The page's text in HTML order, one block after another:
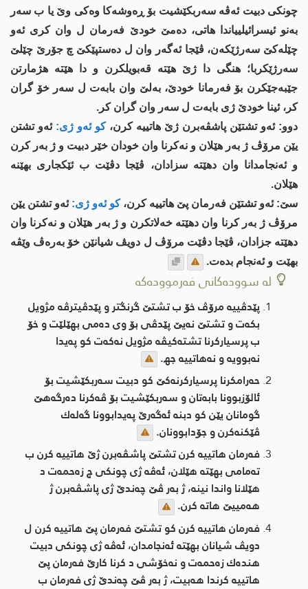
چونكی دبیت ئه‌ڤه‌ سه‌ربكێشیت بۆ ڕه‌وشه‌كا وه‌كی وێ یا ب سه‌ر
به‌نو ئیسرائیلییاندا هاتی، ده‌مێ خودێ فه‌رمان ل وان كری ئه‌و
چێله‌كێ سه‌رژێكه‌ن، ڤێجا ئه‌گه‌ر وان ل ده‌ستپێكێ چ جۆرێ چێلێ
سه‌رژێكربا؛ هنگی دا ژێ هێته‌ قه‌بویلكرن و دا هێته‌ هژمارتن
جێبه‌جێكرن بۆ فه‌رمانا خودێ، به‌لێ وان بابه‌ت ل سه‌ر خۆ گران
كر، ئینا خودێ ژی بابه‌ت ل سه‌ر وان گران كر.
دوو: ئه‌و تشتێن پاشڤه‌برن ژێ هاتییه‌ كرن، كو ئه‌و ژی: ئه‌و تشتن
یێن مرۆڤ ژ به‌ر هێلان و نه‌كرنا وان خودان خێر دبيت و ژ به‌ر كرن
و ئه‌نجامدانا وان دهێتە سزادان، ڤێجا دڤێت ب ئێكجاری بهێنه‌
هێلان.
سێ: ئه‌و تشتێن فه‌رمان پێ هاتییه‌ كرن، كو ئه‌و ژی: ئه‌و تشتن یێن
مرۆڤ ژ به‌ر كرنا وان دهێتە خەلاتکرن و ژ به‌ر هێلان و نه‌كرنا وان
دهێتە جزادان، ڤێجا دڤێت مرۆڤ ل دویڤ شیانێن خۆ به‌ره‌ڤ وێڤه‌
بهێت و ئه‌نجام بده‌ت.
لە سوودەکانی فەرموودەکە
پێدڤییه‌ مرۆڤ خۆ‌ ب تشتێ گرنگتر و پێدڤیترڤه‌ مژویل
بکه‌ت و تشتێ نه‌یێ پێدڤی بۆ وی ده‌می بهێلێت و خۆ‌
ب پرسیارکرنا تشته‌كیڤه‌‌ مژویل نه‌که‌ت كو په‌یدا
نه‌بوویه‌ و نه‌هاتییه‌ جھ.
حه‌رامكرنا پرسیاركرنه‌كێ كو دبیت سه‌ربكێشیت بۆ
ئالۆزبوونا بابه‌تان و سه‌ربكێشیت بۆ ڤه‌كرنا ده‌رگه‌هێ
گومانان یێن كو دبنه‌ ئه‌گه‌رێ په‌یدابوونا گه‌له‌ك
ڤێكنه‌كرن و جۆدابوونان.
فه‌رمان هاتییه‌ كرن تشتێ پاشڤه‌برن ژێ هاتییه‌ كرن ب
ته‌مامی بهێته‌ هێلان، ئه‌ڤه‌ ژی چونكی چ زه‌حمه‌ت د
هێلانا واندا نینه‌، ژ به‌ر ڤێ چه‌ندێ ژی پاشڤه‌برن ژ
هه‌مییێ هاته‌ كرن.
فه‌رمان هاتییه‌ كرن كو تشتێ فه‌رمان پێ هاتییه‌ كرن ل
دویڤ شیانان بهێته‌ ئه‌نجامدان، ئه‌ڤه‌ ژی چونكی دبیت
هنده‌ك زه‌حمه‌ت و نه‌خۆشی د كرنا كارێ فه‌رمان پێ
هاتییه‌ كرندا هه‌بیت، ژ به‌ر ڤێ چه‌ندێ ژی فه‌رمان ب